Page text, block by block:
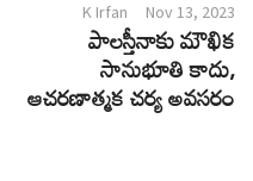
K Irfan Nov 13, 2023
పాలస్తీనాకు మౌఖిక
సానుభూతి కాదు,
ఆచరణాత్మక చర్య అవసరం